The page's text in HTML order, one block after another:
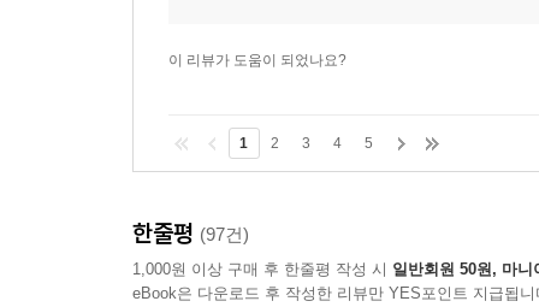
이 리뷰가 도움이 되었나요?
1 2 3 4 5
한줄평 (97건)
1,000원 이상 구매 후 한줄평 작성 시 일반회원 50원, 마니
eBook은 다운로드 후 작성한 리뷰만 YES포인트 지급됩니